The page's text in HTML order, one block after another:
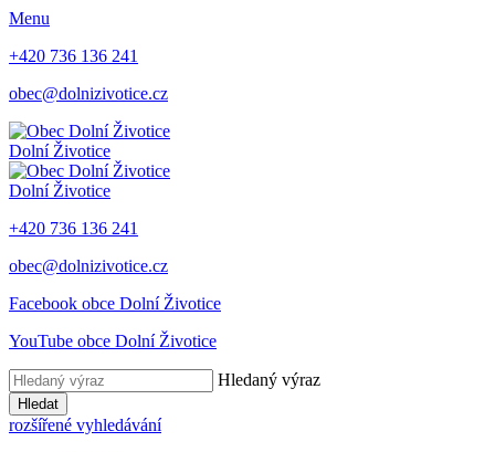
Menu
+420 736 136 241
obec@dolnizivotice.cz
Dolní Životice
Dolní Životice
+420 736 136 241
obec@dolnizivotice.cz
Facebook obce Dolní Životice
YouTube obce Dolní Životice
Hledaný výraz
Hledat
rozšířené vyhledávání